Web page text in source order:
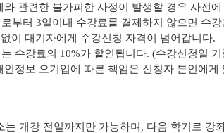
와 관련한 불가피한 사정이 발생할 경우 사전
부터 3일이내 수강료를 결제하지 않으면 수
이 대기자에게 수강신청 자격이 넘어갑니다.
수강료의 10%가 할인됩니다. (수강신청일
인정보 오기입에 따른 책임은 신청자 본인에게
는 개강 전일까지만 가능하며, 다음 학기로 강